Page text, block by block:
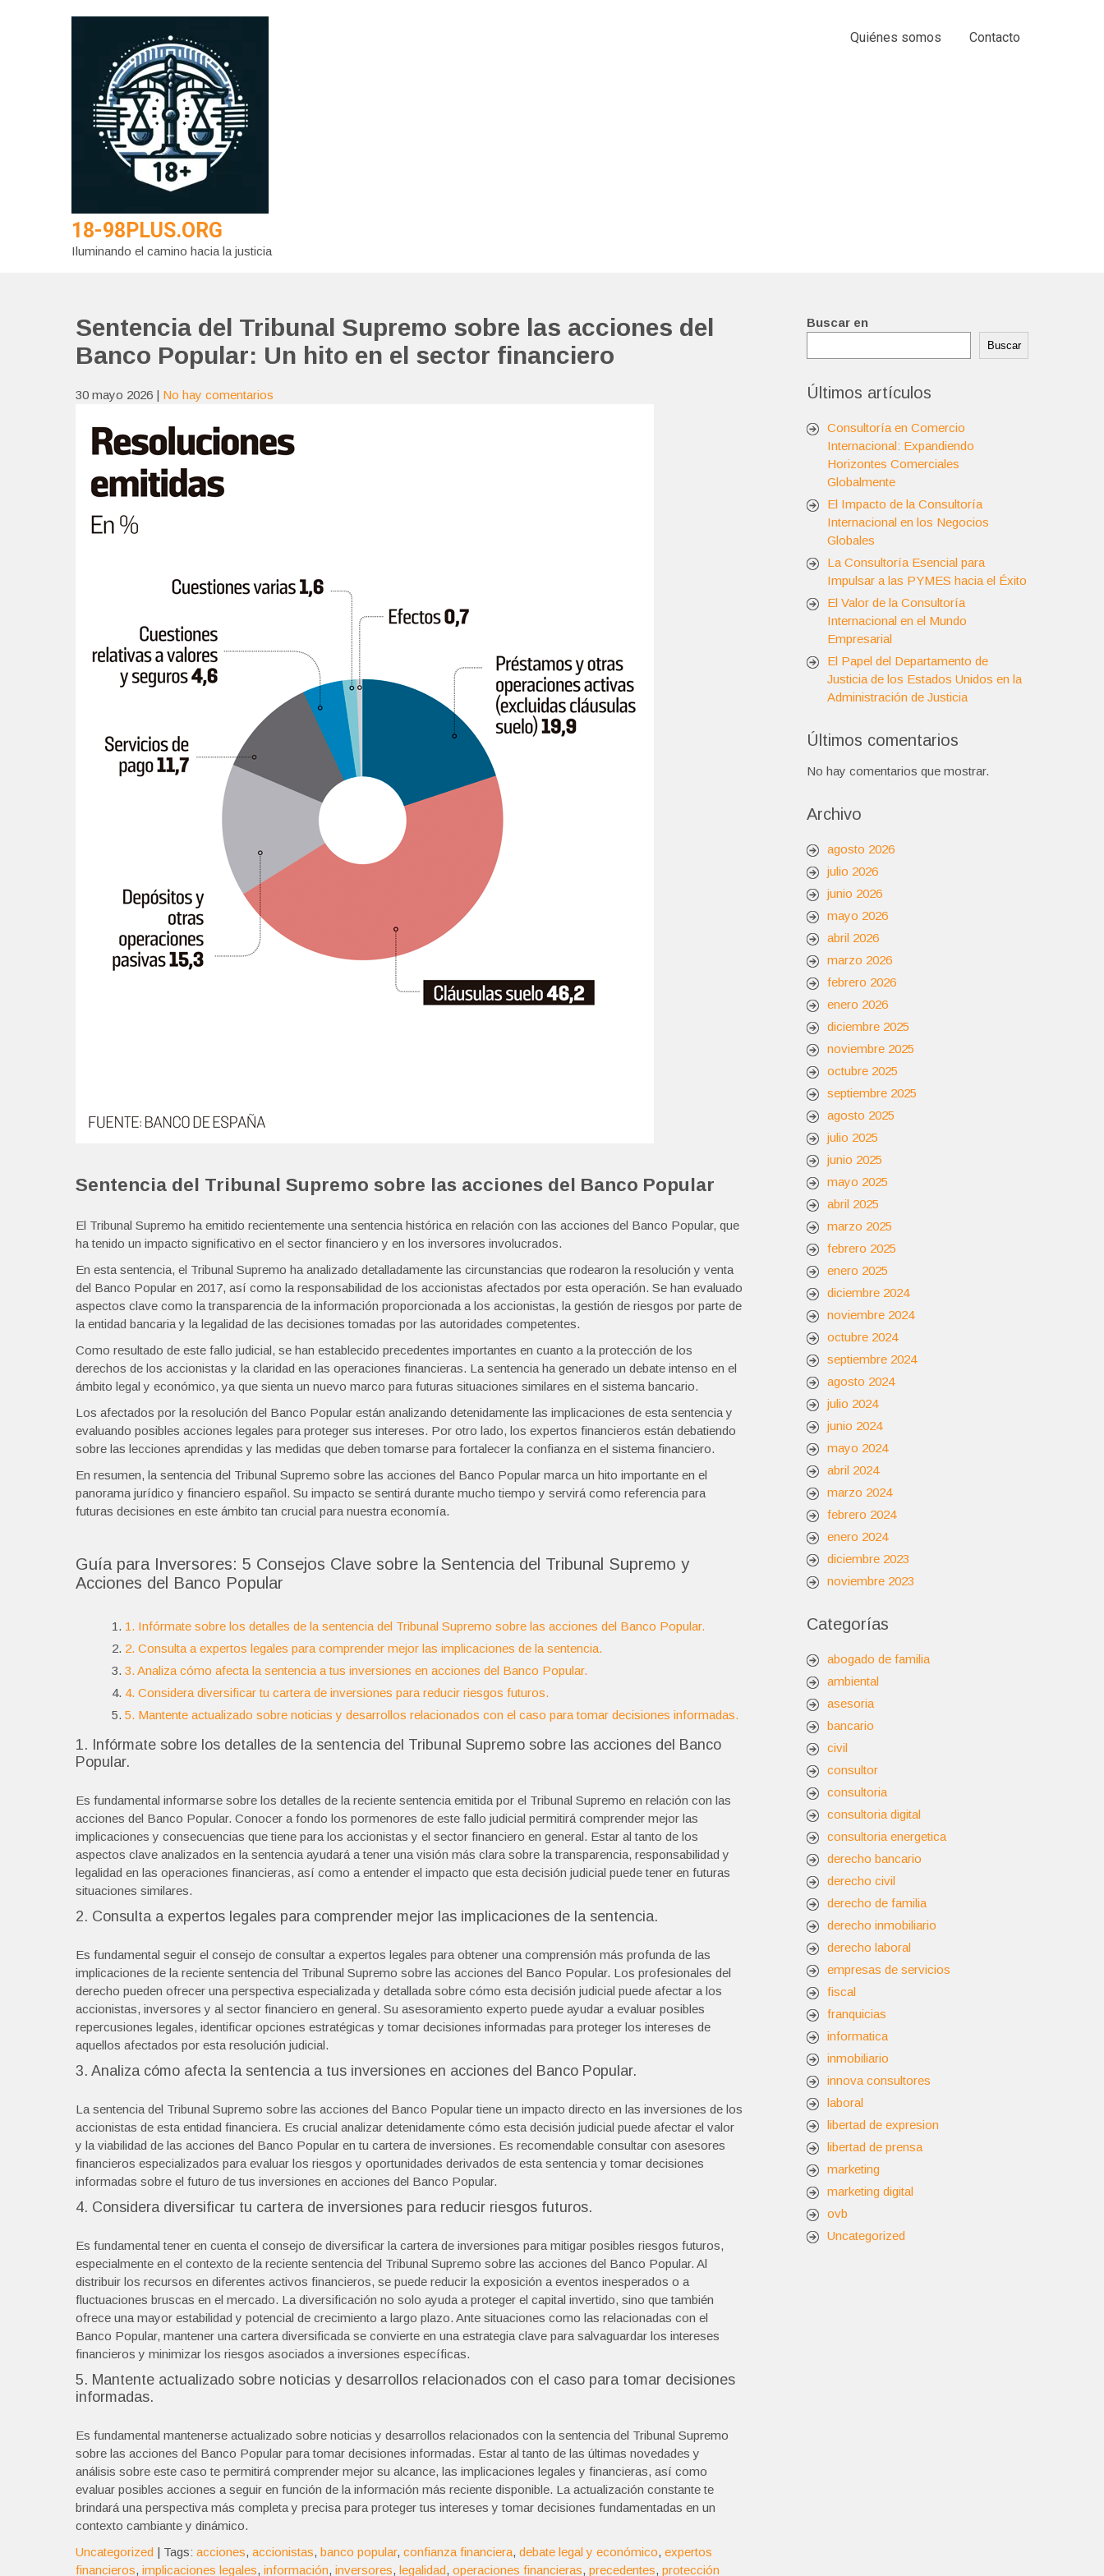
18-98PLUS.ORG
Iluminando el camino hacia la justicia
Quiénes somos Contacto
Sentencia del Tribunal Supremo sobre las acciones del
Banco Popular: Un hito en el sector financiero
30 mayo 2026 | No hay comentarios
Sentencia del Tribunal Supremo sobre las acciones del Banco Popular
El Tribunal Supremo ha emitido recientemente una sentencia histórica en relación con las acciones del Banco Popular, que
ha tenido un impacto significativo en el sector financiero y en los inversores involucrados.
En esta sentencia, el Tribunal Supremo ha analizado detalladamente las circunstancias que rodearon la resolución y venta
del Banco Popular en 2017, así como la responsabilidad de los accionistas afectados por esta operación. Se han evaluado
aspectos clave como la transparencia de la información proporcionada a los accionistas, la gestión de riesgos por parte de
la entidad bancaria y la legalidad de las decisiones tomadas por las autoridades competentes.
Como resultado de este fallo judicial, se han establecido precedentes importantes en cuanto a la protección de los
derechos de los accionistas y la claridad en las operaciones financieras. La sentencia ha generado un debate intenso en el
ámbito legal y económico, ya que sienta un nuevo marco para futuras situaciones similares en el sistema bancario.
Los afectados por la resolución del Banco Popular están analizando detenidamente las implicaciones de esta sentencia y
evaluando posibles acciones legales para proteger sus intereses. Por otro lado, los expertos financieros están debatiendo
sobre las lecciones aprendidas y las medidas que deben tomarse para fortalecer la confianza en el sistema financiero.
En resumen, la sentencia del Tribunal Supremo sobre las acciones del Banco Popular marca un hito importante en el
panorama jurídico y financiero español. Su impacto se sentirá durante mucho tiempo y servirá como referencia para
futuras decisiones en este ámbito tan crucial para nuestra economía.
Guía para Inversores: 5 Consejos Clave sobre la Sentencia del Tribunal Supremo y
Acciones del Banco Popular
1. Infórmate sobre los detalles de la sentencia del Tribunal Supremo sobre las acciones del Banco Popular.
2. Consulta a expertos legales para comprender mejor las implicaciones de la sentencia.
3. Analiza cómo afecta la sentencia a tus inversiones en acciones del Banco Popular.
4. Considera diversificar tu cartera de inversiones para reducir riesgos futuros.
5. Mantente actualizado sobre noticias y desarrollos relacionados con el caso para tomar decisiones informadas.
1. Infórmate sobre los detalles de la sentencia del Tribunal Supremo sobre las acciones del Banco
Popular.
Es fundamental informarse sobre los detalles de la reciente sentencia emitida por el Tribunal Supremo en relación con las
acciones del Banco Popular. Conocer a fondo los pormenores de este fallo judicial permitirá comprender mejor las
implicaciones y consecuencias que tiene para los accionistas y el sector financiero en general. Estar al tanto de los
aspectos clave analizados en la sentencia ayudará a tener una visión más clara sobre la transparencia, responsabilidad y
legalidad en las operaciones financieras, así como a entender el impacto que esta decisión judicial puede tener en futuras
situaciones similares.
2. Consulta a expertos legales para comprender mejor las implicaciones de la sentencia.
Es fundamental seguir el consejo de consultar a expertos legales para obtener una comprensión más profunda de las
implicaciones de la reciente sentencia del Tribunal Supremo sobre las acciones del Banco Popular. Los profesionales del
derecho pueden ofrecer una perspectiva especializada y detallada sobre cómo esta decisión judicial puede afectar a los
accionistas, inversores y al sector financiero en general. Su asesoramiento experto puede ayudar a evaluar posibles
repercusiones legales, identificar opciones estratégicas y tomar decisiones informadas para proteger los intereses de
aquellos afectados por esta resolución judicial.
3. Analiza cómo afecta la sentencia a tus inversiones en acciones del Banco Popular.
La sentencia del Tribunal Supremo sobre las acciones del Banco Popular tiene un impacto directo en las inversiones de los
accionistas de esta entidad financiera. Es crucial analizar detenidamente cómo esta decisión judicial puede afectar el valor
y la viabilidad de las acciones del Banco Popular en tu cartera de inversiones. Es recomendable consultar con asesores
financieros especializados para evaluar los riesgos y oportunidades derivados de esta sentencia y tomar decisiones
informadas sobre el futuro de tus inversiones en acciones del Banco Popular.
4. Considera diversificar tu cartera de inversiones para reducir riesgos futuros.
Es fundamental tener en cuenta el consejo de diversificar la cartera de inversiones para mitigar posibles riesgos futuros,
especialmente en el contexto de la reciente sentencia del Tribunal Supremo sobre las acciones del Banco Popular. Al
distribuir los recursos en diferentes activos financieros, se puede reducir la exposición a eventos inesperados o a
fluctuaciones bruscas en el mercado. La diversificación no solo ayuda a proteger el capital invertido, sino que también
ofrece una mayor estabilidad y potencial de crecimiento a largo plazo. Ante situaciones como las relacionadas con el
Banco Popular, mantener una cartera diversificada se convierte en una estrategia clave para salvaguardar los intereses
financieros y minimizar los riesgos asociados a inversiones específicas.
5. Mantente actualizado sobre noticias y desarrollos relacionados con el caso para tomar decisiones
informadas.
Es fundamental mantenerse actualizado sobre noticias y desarrollos relacionados con la sentencia del Tribunal Supremo
sobre las acciones del Banco Popular para tomar decisiones informadas. Estar al tanto de las últimas novedades y
análisis sobre este caso te permitirá comprender mejor su alcance, las implicaciones legales y financieras, así como
evaluar posibles acciones a seguir en función de la información más reciente disponible. La actualización constante te
brindará una perspectiva más completa y precisa para proteger tus intereses y tomar decisiones fundamentadas en un
contexto cambiante y dinámico.
Uncategorized | Tags: acciones, accionistas, banco popular, confianza financiera, debate legal y económico, expertos
financieros, implicaciones legales, información, inversores, legalidad, operaciones financieras, precedentes, protección
Buscar en
Buscar
Últimos artículos
Consultoría en Comercio
Internacional: Expandiendo
Horizontes Comerciales
Globalmente
El Impacto de la Consultoría
Internacional en los Negocios
Globales
La Consultoría Esencial para
Impulsar a las PYMES hacia el Éxito
El Valor de la Consultoría
Internacional en el Mundo
Empresarial
El Papel del Departamento de
Justicia de los Estados Unidos en la
Administración de Justicia
Últimos comentarios
No hay comentarios que mostrar.
Archivo
agosto 2026
julio 2026
junio 2026
mayo 2026
abril 2026
marzo 2026
febrero 2026
enero 2026
diciembre 2025
noviembre 2025
octubre 2025
septiembre 2025
agosto 2025
julio 2025
junio 2025
mayo 2025
abril 2025
marzo 2025
febrero 2025
enero 2025
diciembre 2024
noviembre 2024
octubre 2024
septiembre 2024
agosto 2024
julio 2024
junio 2024
mayo 2024
abril 2024
marzo 2024
febrero 2024
enero 2024
diciembre 2023
noviembre 2023
Categorías
abogado de familia
ambiental
asesoria
bancario
civil
consultor
consultoria
consultoria digital
consultoria energetica
derecho bancario
derecho civil
derecho de familia
derecho inmobiliario
derecho laboral
empresas de servicios
fiscal
franquicias
informatica
inmobiliario
innova consultores
laboral
libertad de expresion
libertad de prensa
marketing
marketing digital
ovb
Uncategorized